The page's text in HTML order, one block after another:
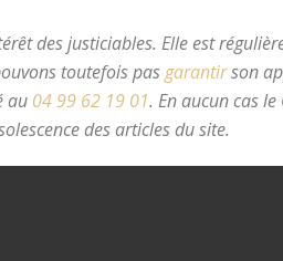
des justiciables. Elle est
toutefois pasgarantirson
au 04 99 62 19 01. En aucun cas le
des articles du site.